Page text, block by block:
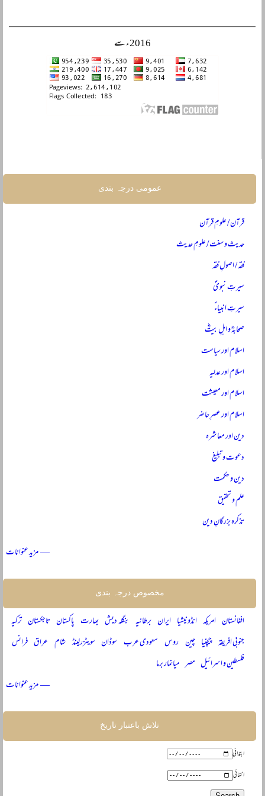
2016ء سے
عمومی درجہ بندی
قرآن / علومِ قرآن
حدیث و سنت / علومِ حدیث
فقہ / اصولِ فقہ
سیرتِ نبویؐ
سیرتِ انبیاءؑ
صحابہؓ و اہلِ بیتؓ
اسلام اور سیاست
اسلام اور عدلیہ
اسلام اور معیشت
اسلام اور عصرِ حاضر
دین اور معاشرہ
دعوت و تبلیغ
دین و حکمت
علم و تحقیق
تذکرہ بزرگانِ دین
— مزید عنوانات
مخصوص درجہ بندی
افغانستان امریکہ انڈونیشیا ایران برطانیہ بنگلہ دیش بھارت پاکستان تاجکستان ترکیہ
جنوبی افریقہ چیچنیا چین روس سعودی عرب سوڈان سویٹزرلینڈ شام عراق فرانس
فلسطین و اسرائیل مصر میانمار برما
— مزید عنوانات
تلاش باعتبار تاریخ
ابتدائی
انتہائی